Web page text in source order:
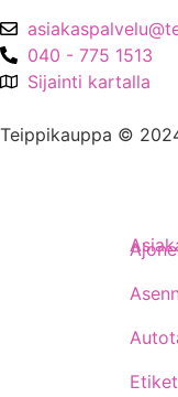
040 - 775 1513
Sijainti kartalla
Teippikauppa ©